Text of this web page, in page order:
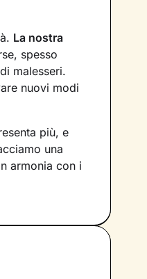
La nostra
spesso
malesseri.
nuovi modi
più, e
una
armonia con i
sul presente,
serenità.